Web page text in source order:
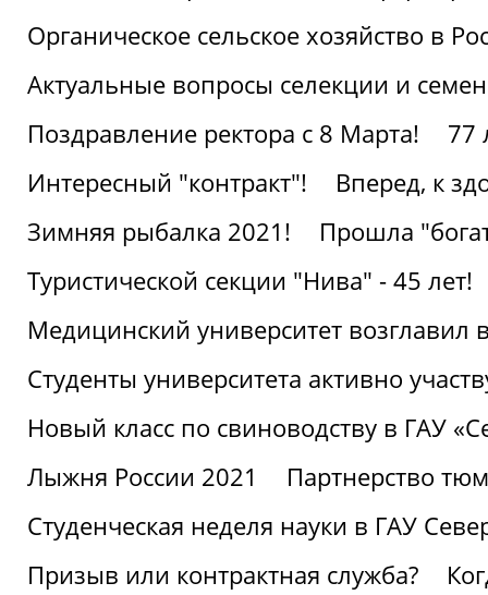
Органическое сельское хозяйство в
Актуальные вопросы селекции и
Поздравление ректора с 8 Марта!
77
Интересный "контракт"!
Вперед, к
Зимняя рыбалка 2021!
Прошла
Туристической секции "Нива" - 45 лет!
Медицинский университет возглавил
Студенты университета активно
Новый класс по свиноводству в ГАУ
Лыжня России 2021
Партнерство
Студенческая неделя науки в ГАУ
Призыв или контрактная служба?